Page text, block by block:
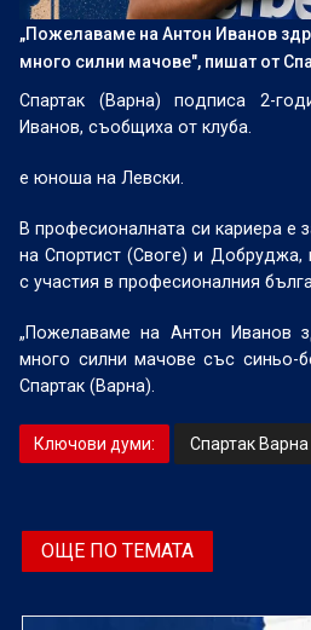
„Пожелаваме на Антон Иванов
много силни мачове", пишат от
Спартак (Варна) подписа 2-
Иванов, съобщиха от клуба.
е юноша на Левски.
В професионалната си кариера е
на Спортист (Своге) и Добруджа,
с участия в професионалния
„Пожелаваме на Антон Иванов
много силни мачове със синьо-
Спартак (Варна).
Ключови думи: Спартак Варна
ОЩЕ ПО ТЕМАТА